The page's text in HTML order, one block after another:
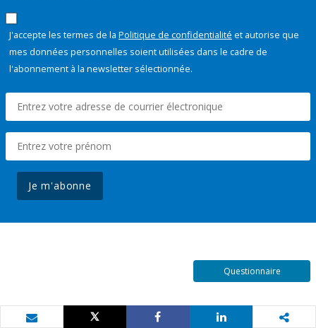
J'accepte les termes de la Politique de confidentialité et autorise que
mes données personnelles soient utilisées dans le cadre de
l'abonnement à la newsletter sélectionnée.
Je m'abonne
Questionnaire